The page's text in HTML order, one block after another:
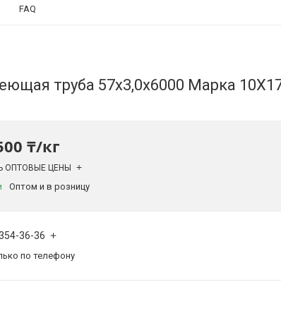
FAQ
труба 57х3,0х6000 Марка
₸/кг
ОПТОВЫЕ ЦЕНЫ
Оптом и в розницу
36-36
по телефону